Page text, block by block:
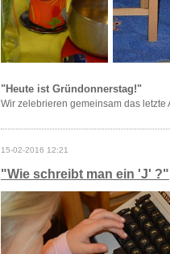
"Heute ist Gründonnerstag!"
Wir zelebrieren gemeinsam das letzte
15-02-2016 12:21
"Wie schreibt man ein 'J' ?"